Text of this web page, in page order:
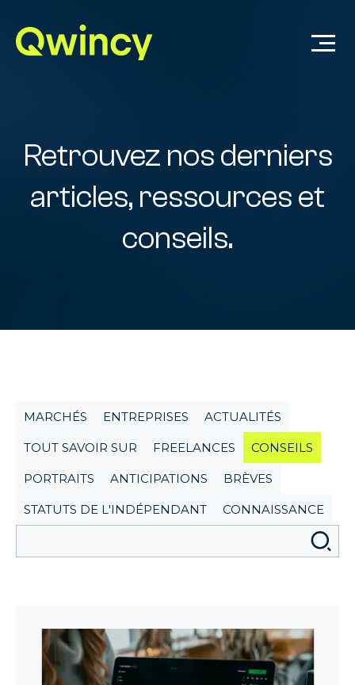
Retrouvez nos derniers
articles, ressources et
conseils.
MARCHÉS ENTREPRISES ACTUALITÉS
TOUT SAVOIR SUR FREELANCES CONSEILS
PORTRAITS ANTICIPATIONS BRÈVES
STATUTS DE L'INDÉPENDANT CONNAISSANCE